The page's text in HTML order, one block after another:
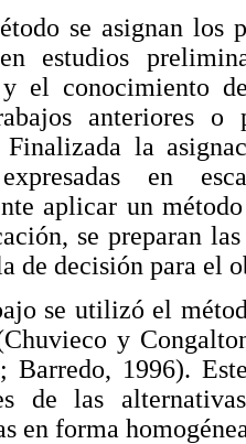
se asignan los
en estudios
el conocimiento
anteriores
Finalizada la
en
aplicar un
se preparan
de decisión para el
se utilizó el
y
Barredo, 1996).
de las
en forma